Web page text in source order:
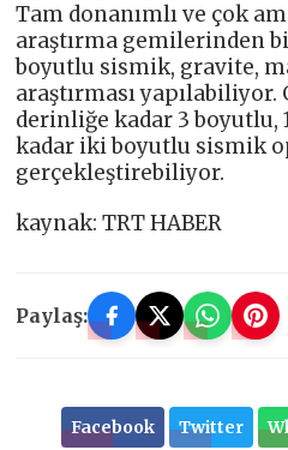
Tam donanımlı ve çok
araştırma gemilerinden
boyutlu sismik, gravite,
araştırması
derinliğe kadar 3 boyutlu,
kadar iki boyutlu sismik
gerçekleştirebiliyor.
kaynak: TRT HABER
Paylaş:
Facebook Twitter